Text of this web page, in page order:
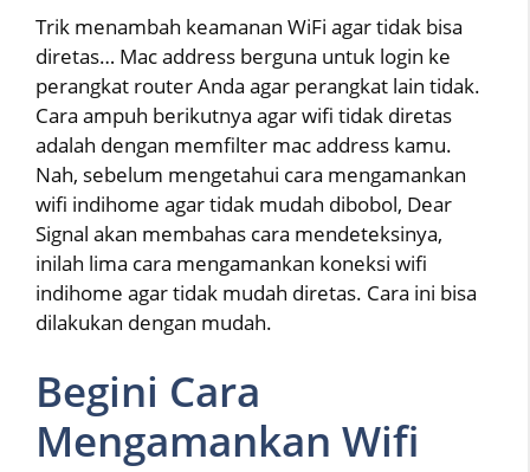
Trik menambah keamanan WiFi agar tidak bisa
diretas… Mac address berguna untuk login ke
perangkat router Anda agar perangkat lain tidak.
Cara ampuh berikutnya agar wifi tidak diretas
adalah dengan memfilter mac address kamu.
Nah, sebelum mengetahui cara mengamankan
wifi indihome agar tidak mudah dibobol, Dear
Signal akan membahas cara mendeteksinya,
inilah lima cara mengamankan koneksi wifi
indihome agar tidak mudah diretas. Cara ini bisa
dilakukan dengan mudah.
Begini Cara
Mengamankan Wifi